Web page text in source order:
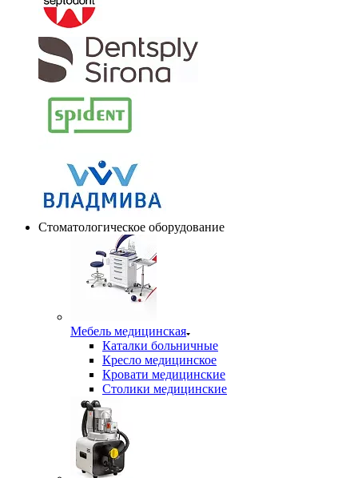
Стоматологическое оборудование
Мебель медицинская
Каталки больничные
Кресло медицинское
Кровати медицинские
Столики медицинские